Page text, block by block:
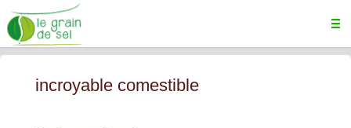
incroyable comestible